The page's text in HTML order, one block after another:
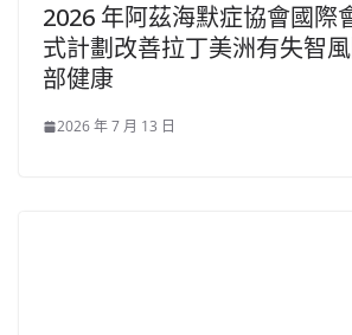
2026 年阿茲海默症協會國際
式計劃改善拉丁美洲有失智
部健康
2026 年 7 月 13 日